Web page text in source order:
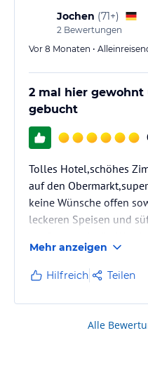
Jochen (71+)
2 Bewertungen
Vor 8 Monaten •
2 mal hier gewohnt
gebucht
Tolles Hotel,schöhes
auf den
keine Wünsche offen
leckeren Speisen und
Mehr anzeigen
Hilfreich Teilen
Alle